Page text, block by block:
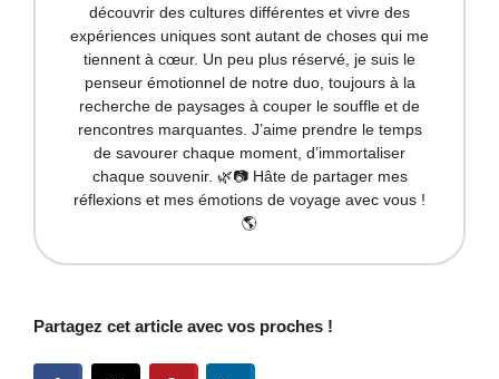
découvrir des cultures différentes et vivre des
expériences uniques sont autant de choses qui me
tiennent à cœur. Un peu plus réservé, je suis le
penseur émotionnel de notre duo, toujours à la
recherche de paysages à couper le souffle et de
rencontres marquantes. J’aime prendre le temps
de savourer chaque moment, d’immortaliser
chaque souvenir. 🌿📷 Hâte de partager mes
réflexions et mes émotions de voyage avec vous !
🌎
Partagez cet article avec vos proches !